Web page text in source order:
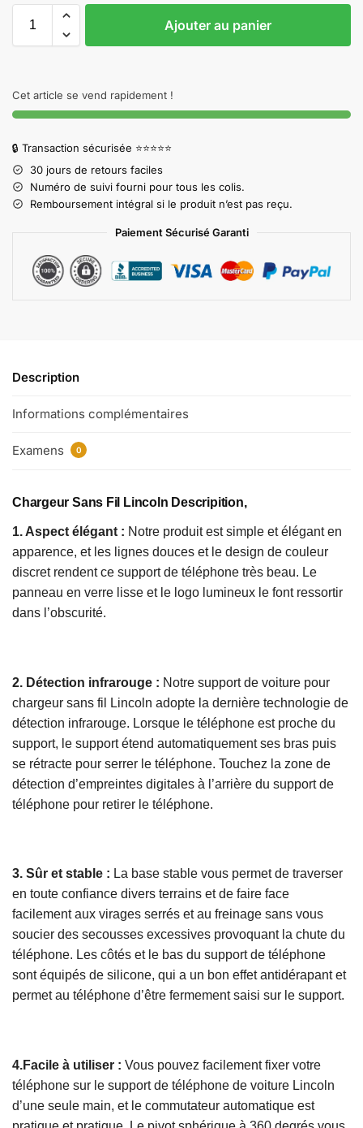
Ajouter au panier
Cet article se vend rapidement !
🔒 Transaction sécurisée ⭐⭐⭐⭐⭐
30 jours de retours faciles
Numéro de suivi fourni pour tous les colis.
Remboursement intégral si le produit n’est pas reçu.
Paiement Sécurisé Garanti
Description
Informations complémentaires
Examens 0
Chargeur Sans Fil Lincoln Descripition,
1. Aspect élégant : Notre produit est simple et élégant en
apparence, et les lignes douces et le design de couleur
discret rendent ce support de téléphone très beau. Le
panneau en verre lisse et le logo lumineux le font ressortir
dans l’obscurité.
2. Détection infrarouge : Notre support de voiture pour
chargeur sans fil Lincoln adopte la dernière technologie de
détection infrarouge. Lorsque le téléphone est proche du
support, le support étend automatiquement ses bras puis
se rétracte pour serrer le téléphone. Touchez la zone de
détection d’empreintes digitales à l’arrière du support de
téléphone pour retirer le téléphone.
3. Sûr et stable : La base stable vous permet de traverser
en toute confiance divers terrains et de faire face
facilement aux virages serrés et au freinage sans vous
soucier des secousses excessives provoquant la chute du
téléphone. Les côtés et le bas du support de téléphone
sont équipés de silicone, qui a un bon effet antidérapant et
permet au téléphone d’être fermement saisi sur le support.
4.Facile à utiliser : Vous pouvez facilement fixer votre
téléphone sur le support de téléphone de voiture Lincoln
d’une seule main, et le commutateur automatique est